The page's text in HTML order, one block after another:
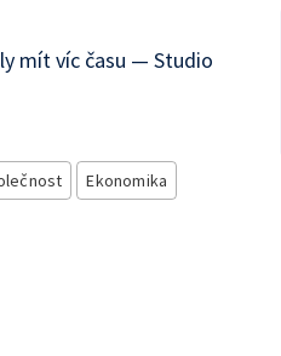
mít víc času — Studio
Ekonomika